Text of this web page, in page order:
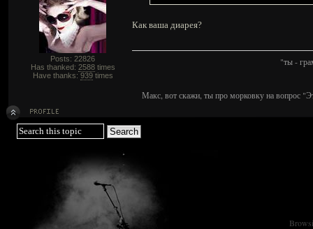
Posts: 22826
Has thanked: 2588times
Have thanks: 939times
Как ваша диарея?
"ты -
Макс, вот скажи, ты про морковку на вопрос